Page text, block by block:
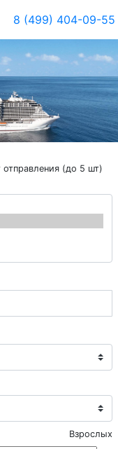
8 (499) 404-09-55
(до 5 шт)
Взрослых